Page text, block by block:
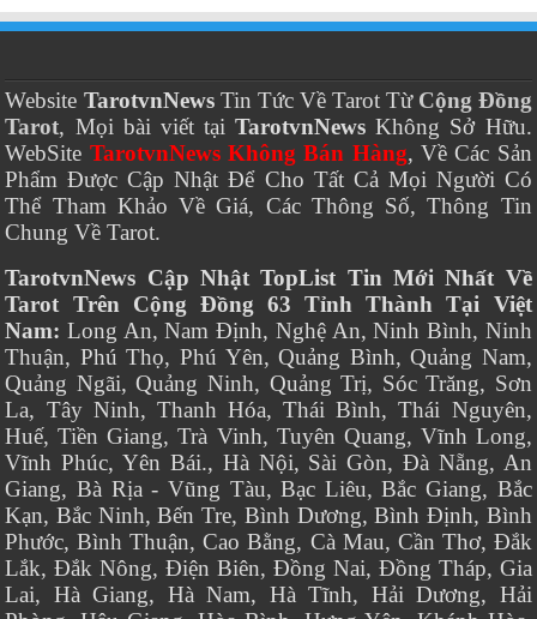
Website TarotvnNewsTin Tức Về Tarot Từ Cộng Đồng
Tarot, Mọi bài viết tạiTarotvnNews Không Sở Hữu.
WebSite TarotvnNews Không Bán Hàng, Về Các Sản
Phẩm Được Cập Nhật Để Cho Tất Cả Mọi Người Có
Thể Tham Khảo Về Giá, Các Thông Số, Thông Tin
Chung Về Tarot.
TarotvnNews Cập Nhật TopList Tin Mới Nhất Về
Tarot Trên Cộng Đồng 63 Tỉnh Thành Tại Việt
Nam: Long An, Nam Định, Nghệ An, Ninh Bình, Ninh
Thuận, Phú Thọ, Phú Yên, Quảng Bình, Quảng Nam,
Quảng Ngãi, Quảng Ninh, Quảng Trị, Sóc Trăng, Sơn
La, Tây Ninh, Thanh Hóa, Thái Bình, Thái Nguyên,
Huế, Tiền Giang, Trà Vinh, Tuyên Quang, Vĩnh Long,
Vĩnh Phúc, Yên Bái., Hà Nội, Sài Gòn, Đà Nẵng, An
Giang, Bà Rịa - Vũng Tàu, Bạc Liêu, Bắc Giang, Bắc
Kạn, Bắc Ninh, Bến Tre, Bình Dương, Bình Định, Bình
Phước, Bình Thuận, Cao Bằng, Cà Mau, Cần Thơ, Đắk
Lắk, Đắk Nông, Điện Biên, Đồng Nai, Đồng Tháp, Gia
Lai, Hà Giang, Hà Nam, Hà Tĩnh, Hải Dương, Hải